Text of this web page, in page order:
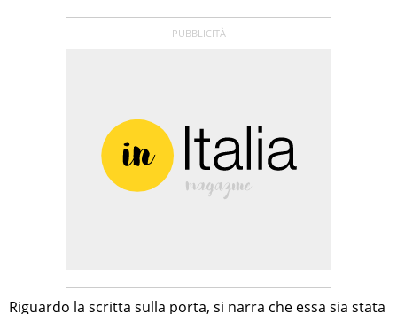
Riguardo la scritta sulla porta, si narra che essa sia stata